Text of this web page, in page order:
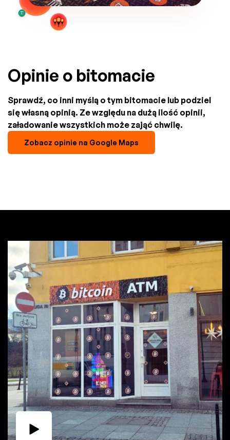
Opinie o bitomacie
Sprawdź, co inni myślą o tym bitomacie lub podziel
się własną opinią. Ze względu na dużą ilość opinii,
załadowanie wszystkich może zająć chwilę.
Zobacz opinie na Google Maps